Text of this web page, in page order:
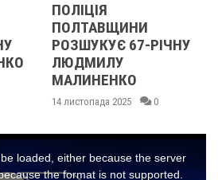
ПОЛІЦІЯ
ПОЛТАВЩИНИ
РОЗШУКУЄ 67-РІЧНУ
ЛЮДМИЛУ
МАЛИНЕНКО
14 листопада 2025 0